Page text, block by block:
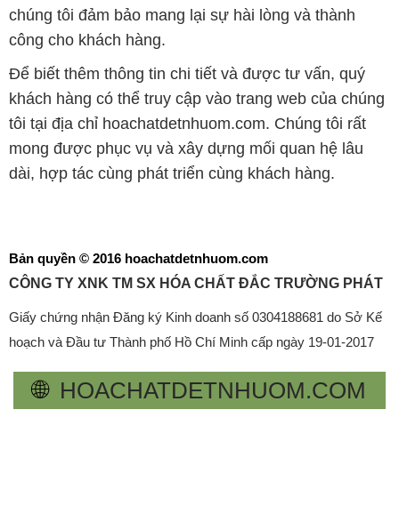
tôi tại địa chỉ hoachatdetnhuom.com. Chúng tôi rất
mong được phục vụ và xây dựng mối quan hệ lâu
dài, hợp tác cùng phát triển cùng khách hàng.
Bản quyền © 2016 hoachatdetnhuom.com
CÔNG TY XNK TM SX HÓA CHẤT ĐẮC TRƯỜNG PHÁT
🌐HOACHATDETNHUOM.COM